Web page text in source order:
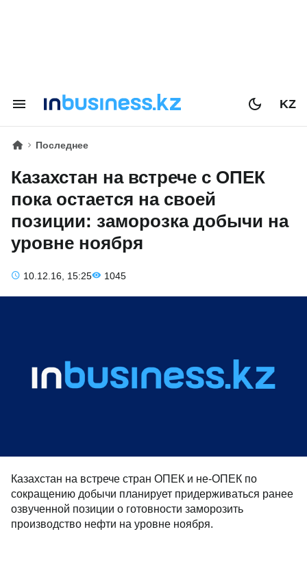
KZ
Последнее
Казахстан на встрече с ОПЕК
пока остается на своей
позиции: заморозка добычи на
уровне ноября
10.12.16, 15:25 1045
Казахстан на встрече стран ОПЕК и не-ОПЕК по
сокращению добычи планирует придерживаться ранее
озвученной позиции о готовности заморозить
производство нефти на уровне ноября.